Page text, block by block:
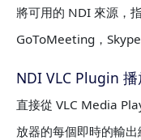
將可用的 NDI 來源，
GoToMeeting，
NDI VLC Plugin
直接從 VLC Media
放器的每個即時的輸